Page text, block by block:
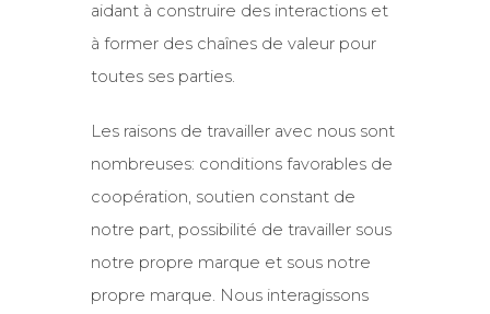
aidant à construire des interactions et
à former des chaînes de valeur pour
toutes ses parties.
Les raisons de travailler avec nous sont
nombreuses: conditions favorables de
coopération, soutien constant de
notre part, possibilité de travailler sous
notre propre marque et sous notre
propre marque. Nous interagissons